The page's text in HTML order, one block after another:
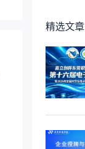
精选文章